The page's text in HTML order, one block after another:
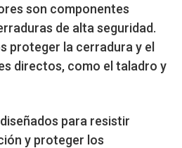
son componentes
de alta seguridad.
proteger la cerradura y el
directos, como el taladro y
para resistir
y proteger los